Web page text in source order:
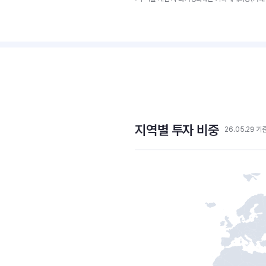
지역별 투자 비중 26.05.29 기